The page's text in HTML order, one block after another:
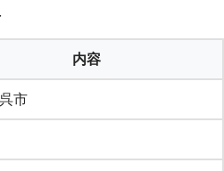
内容
市